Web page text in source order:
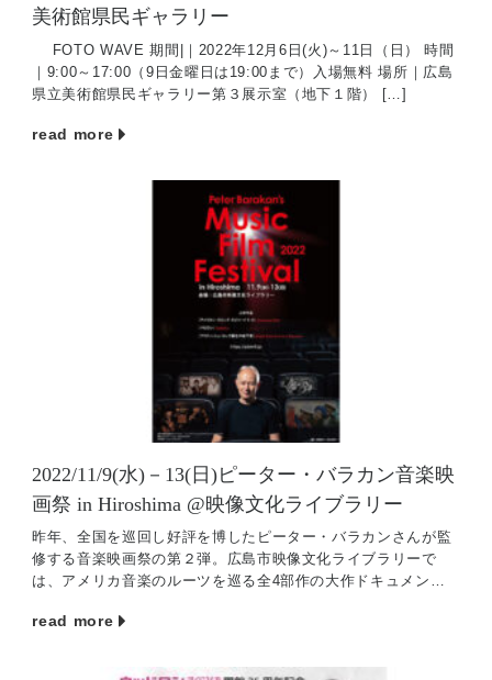
美術館県民ギャラリー
FOTO WAVE 期間|｜2022年12月6日(火)～11日（日） 時間
｜9:00～17:00（9日金曜日は19:00まで）入場無料 場所｜広島
県立美術館県民ギャラリー第３展示室（地下１階） […]
read more
2022/11/9(水)－13(日)ピーター・バラカン音楽映
画祭 in Hiroshima @映像文化ライブラリー
昨年、全国を巡回し好評を博したピーター・バラカンさんが監
修する音楽映画祭の第２弾。広島市映像文化ライブラリーで
は、アメリカ音楽のルーツを巡る全4部作の大作ドキュメンタ
[…]
read more